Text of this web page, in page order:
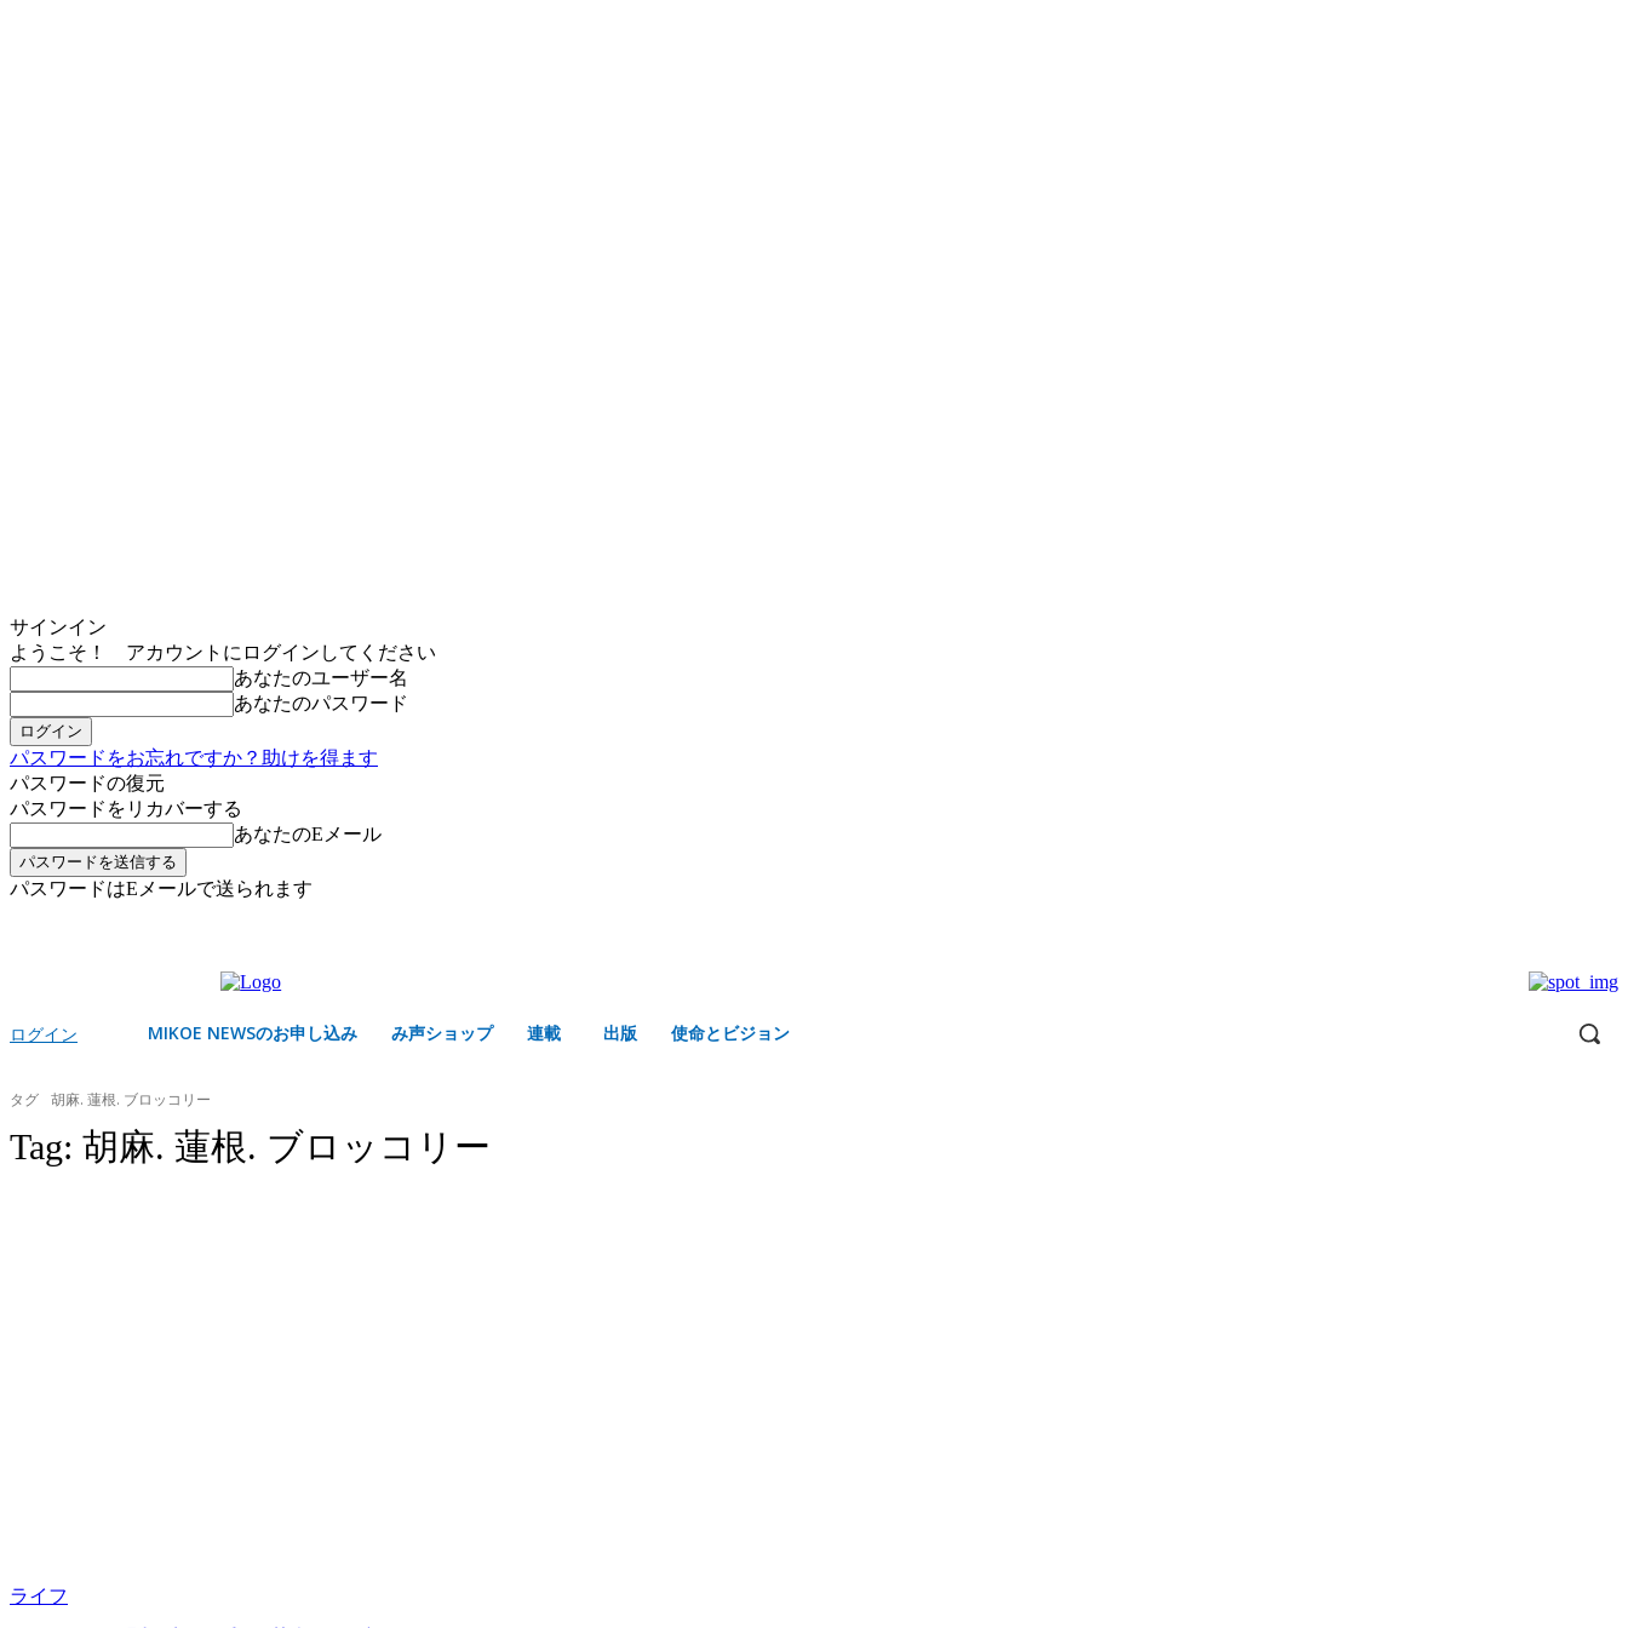
サインイン
ようこそ！ アカウントにログインしてください
あなたのユーザー名
あなたのパスワード
パスワードをお忘れですか？助けを得ます
パスワードの復元
パスワードをリカバーする
あなたのEメール
パスワードはEメールで送られます
ログイン MIKOE NEWSのお申し込み み声ショップ 連載 出版 使命とビジョン
タグ 胡麻. 蓮根. ブロッコリー
Tag: 胡麻. 蓮根. ブロッコリー
ライフ